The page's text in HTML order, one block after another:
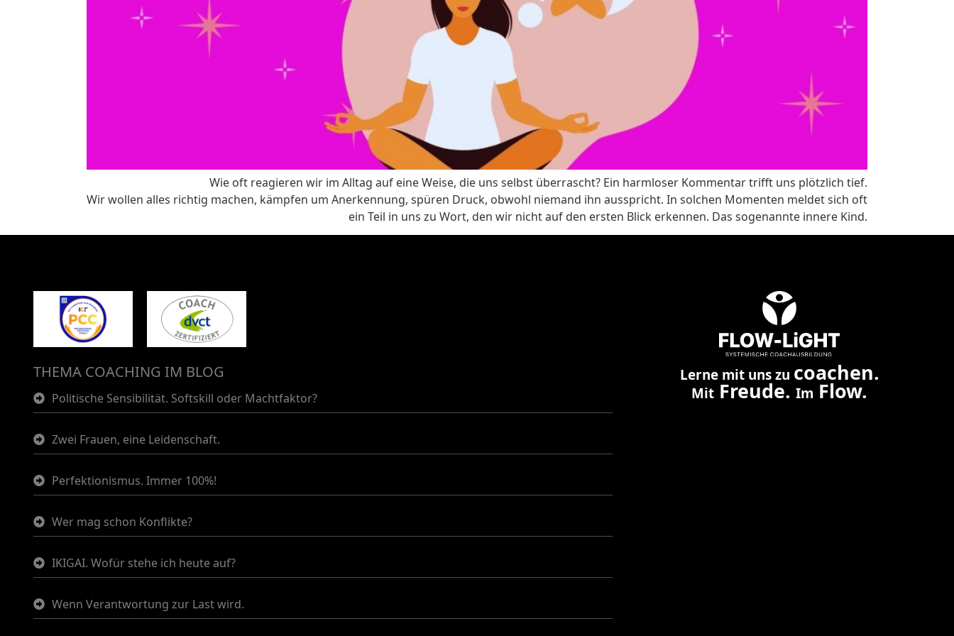
Wie oft reagieren wir im Alltag auf eine Weise, die uns selbst überrascht? Ein harmloser Kommentar trifft uns plötzlich tief.
Wir wollen alles richtig machen, kämpfen um Anerkennung, spüren Druck, obwohl niemand ihn ausspricht. In solchen Momenten meldet sich oft
ein Teil in uns zu Wort, den wir nicht auf den ersten Blick erkennen. Das sogenannte innere Kind.
THEMA COACHING IM BLOG
Politische Sensibilität. Softskill oder Machtfaktor?
Zwei Frauen, eine Leidenschaft.
Perfektionismus. Immer 100%!
Wer mag schon Konflikte?
IKIGAI. Wofür stehe ich heute auf?
Wenn Verantwortung zur Last wird.
Lerne mit uns zu coachen.
Mit Freude.Im Flow.